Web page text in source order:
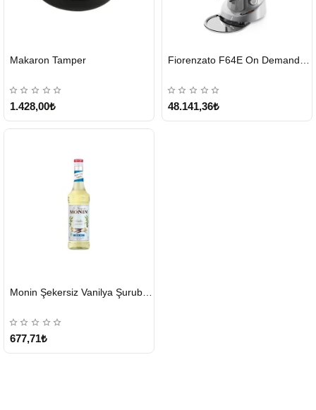
GÖNDERİ
Makaron Tamper
1.428,00₺
GÖNDERİ
48.141,36₺
GÖNDERİ
677,71₺